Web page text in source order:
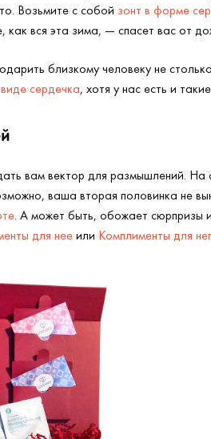
Возьмите с собой зонт в форме
как вся эта зима, — спасет вас от
близкому человеку не
сердечка, хотя у нас есть и
вам вектор для размышлений.
ваша вторая половинка не
. А может быть, обожает сюрпризы
для нееили Комплименты для